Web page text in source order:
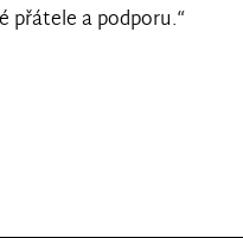
přátele a podporu.“